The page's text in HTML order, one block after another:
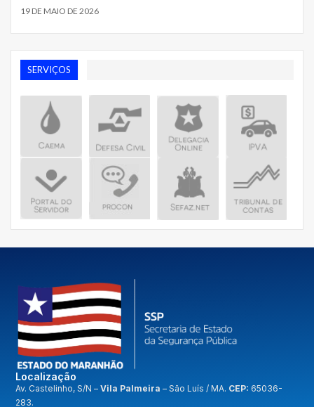
19 DE MAIO DE 2026
SERVIÇOS
Localização
Av. Castelinho, S/N –Vila Palmeira– São Luís / MA. CEP: 65036-
283.